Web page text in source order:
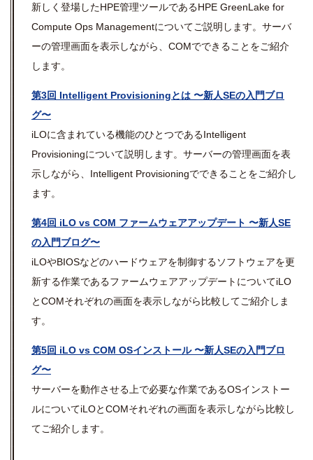
新しく登場したHPE管理ツールであるHPE GreenLake for
Compute Ops Managementについてご説明します。サーバ
ーの管理画面を表示しながら、COMでできることをご紹介
します。
第3回 Intelligent Provisioningとは 〜新人SEの入門ブロ
グ〜
iLOに含まれている機能のひとつであるIntelligent
Provisioningについて説明します。サーバーの管理画面を表
示しながら、Intelligent Provisioningでできることをご紹介し
ます。
第4回 iLO vs COM ファームウェアアップデート 〜新人SE
の入門ブログ〜
iLOやBIOSなどのハードウェアを制御するソフトウェアを更
新する作業であるファームウェアアップデートについてiLO
とCOMそれぞれの画面を表示しながら比較してご紹介しま
す。
第5回 iLO vs COM OSインストール 〜新人SEの入門ブロ
グ〜
サーバーを動作させる上で必要な作業であるOSインストー
ルについてiLOとCOMそれぞれの画面を表示しながら比較し
てご紹介します。